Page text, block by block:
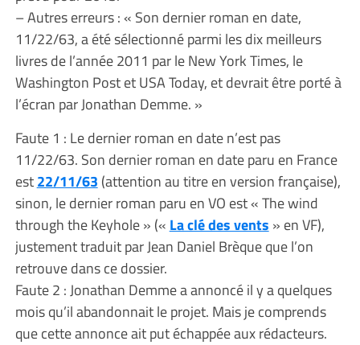
– Autres erreurs : « Son dernier roman en date,
11/22/63, a été sélectionné parmi les dix meilleurs
livres de l’année 2011 par le New York Times, le
Washington Post et USA Today, et devrait être porté à
l’écran par Jonathan Demme. »
Faute 1 : Le dernier roman en date n’est pas
11/22/63. Son dernier roman en date paru en France
est22/11/63 (attention au titre en version française),
sinon, le dernier roman paru en VO est « The wind
through the Keyhole » (« La clé des vents » en VF),
justement traduit par Jean Daniel Brèque que l’on
retrouve dans ce dossier.
Faute 2 : Jonathan Demme a annoncé il y a quelques
mois qu’il abandonnait le projet. Mais je comprends
que cette annonce ait put échappée aux rédacteurs.